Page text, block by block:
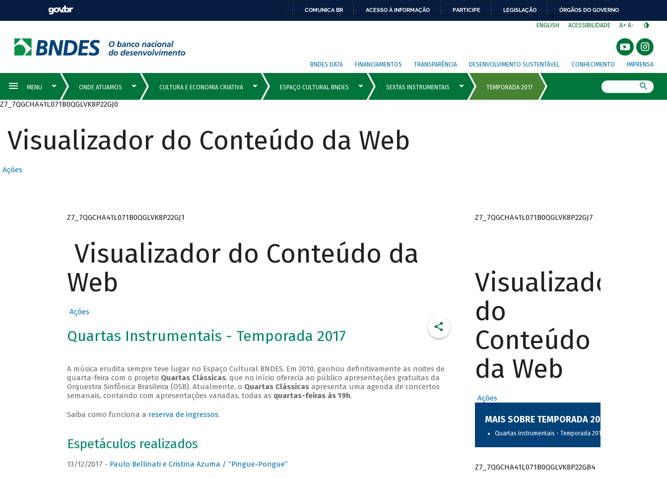
COMUNICA BR ACESSO À INFORMAÇÃO PARTICIPE LEGISLAÇÃO ÓRGÃOS DO GOVERNO
ENGLISH ACESSIBILIDADE A+ A-
BNDES DATA FINANCIAMENTOS TRANSPARÊNCIA DESENVOLVIMENTO SUSTENTÁVEL CONHECIMENTO IMPRENSA
Z7_7QGCHA41L071B0QGLVK8P22GJ0
Visualizador do Conteúdo da Web
Ações
Z7_7QGCHA41L071B0QGLVK8P22GJ1
Visualizador do Conteúdo da
Web
Ações
Quartas Instrumentais - Temporada 2017
A música erudita sempre teve lugar no Espaço Cultural BNDES. Em 2010, ganhou definitivamente as noites de
quarta-feira com o projeto Quartas Clássicas, que no início oferecia ao público apresentações gratuitas da
Orquestra Sinfônica Brasileira (OSB). Atualmente, o Quartas Clássicasapresenta uma agenda de concertos
semanais, contando com apresentações variadas, todas as quartas-feiras às 19h.
Saiba como funciona a reserva de ingressos.
Espetáculos realizados
13/12/2017 - Paulo Bellinati e Cristina Azuma / “Pingue-Pongue”
Z7_7QGCHA41L071B0QGLVK8P22GJ7
Visualizador
do
Conteúdo
da Web
Ações
MAIS SOBRE TEMPORADA 2017
Quartas Instrumentais - Temporada 2017
Z7_7QGCHA41L071B0QGLVK8P22GB4